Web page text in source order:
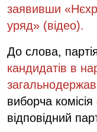
заявивши
уряд» (відео).
До слова,
кандидатів в
виборча комісія
відповідний